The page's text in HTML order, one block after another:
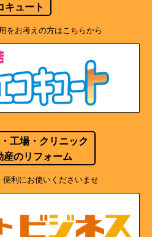
キュート
をお考えの方はこちらから
工場・クリニック
産のリフォーム
利にお使いくださいませ